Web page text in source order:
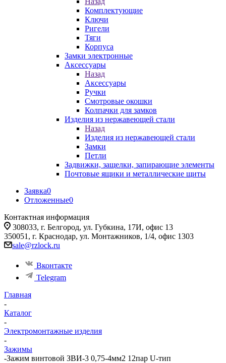
Комплектующие
Ключи
Ригели
Тяги
Корпуса
Замки электронные
Аксессуары
Назад
Аксессуары
Ручки
Смотровые окошки
Колпачки для замков
Изделия из нержавеющей стали
Назад
Изделия из нержавеющей стали
Замки
Петли
Задвижки, защелки, запирающие элементы
Почтовые ящики и металлические щиты
Заявка0
Отложенные0
Контактная информация
308033, г. Белгород, ул. Губкина, 17И, офис 13
350051, г. Краснодар, ул. Монтажников, 1/4, офис 1303
sale@rzlock.ru
Вконтакте
Telegram
Главная
-
Каталог
-
Электромонтажные изделия
-
Зажимы
-Зажим винтовой ЗВИ-3 0,75-4мм2 12пар U-тип